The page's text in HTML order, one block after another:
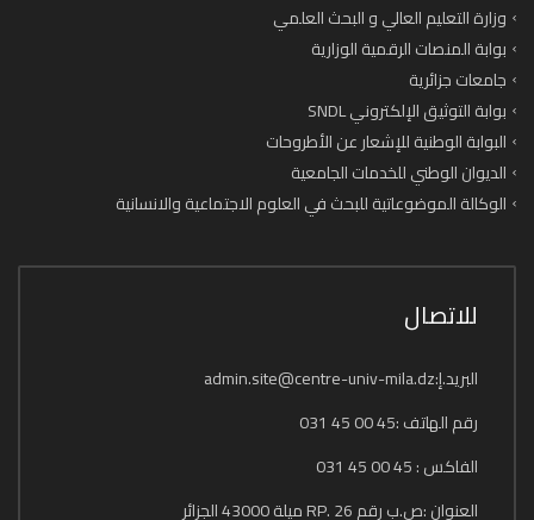
وزارة التعليم العالي و البحث العلمي
بوابة المنصات الرقمية الوزارية
جامعات جزائرية
بوابة التوثيق الإلكتروني SNDL
البوابة الوطنية للإشعار عن الأطروحات
الديوان الوطني للخدمات الجامعية
الوكالة الموضوعاتية للبحث في العلوم الاجتماعية والانسانية
للاتصال
البريد.إ:admin.site@centre-univ-mila.dz
رقم الهاتف :45 00 45 031
الفاكس : 45 00 45 031
العنوان :ص.ب رقم 26 .RP ميلة 43000 الجزائر